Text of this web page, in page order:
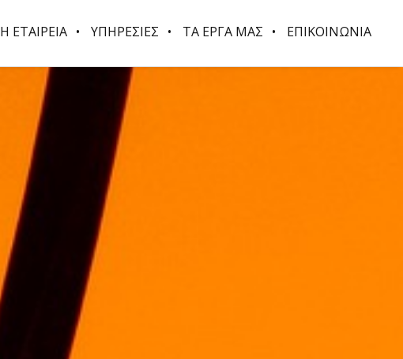
Η ΕΤΑΙΡΕΙΑ ΥΠΗΡΕΣΙΕΣ ΤΑ ΕΡΓΑ ΜΑΣ ΕΠΙΚΟΙΝΩΝΙΑ